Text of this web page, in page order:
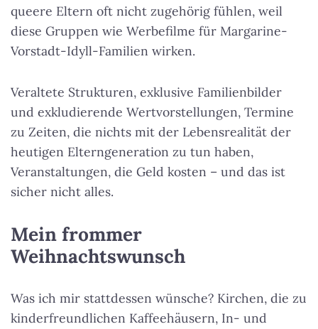
queere Eltern oft nicht zugehörig fühlen, weil
diese Gruppen wie Werbefilme für Margarine-
Vorstadt-Idyll-Familien wirken.
Veraltete Strukturen, exklusive Familienbilder
und exkludierende Wertvorstellungen, Termine
zu Zeiten, die nichts mit der Lebensrealität der
heutigen Elterngeneration zu tun haben,
Veranstaltungen, die Geld kosten – und das ist
sicher nicht alles.
Mein frommer
Weihnachtswunsch
Was ich mir stattdessen wünsche? Kirchen, die zu
kinderfreundlichen Kaffeehäusern, In- und